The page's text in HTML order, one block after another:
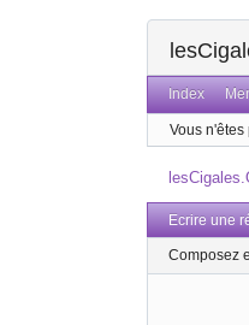
Index
Vous n'êtes
Ecrire une
Composez